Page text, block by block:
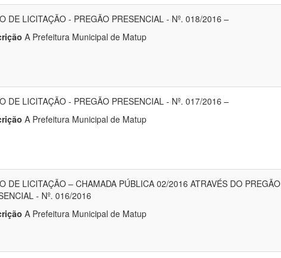
DE LICITAÇÃO - PREGÃO PRESENCIAL - Nº. 018/2016 –
A Prefeitura Municipal de Matup
DE LICITAÇÃO - PREGÃO PRESENCIAL - Nº. 017/2016 –
A Prefeitura Municipal de Matup
DE LICITAÇÃO – CHAMADA PÚBLICA 02/2016 ATRAVÉS DO PREGÃO
- Nº. 016/2016
A Prefeitura Municipal de Matup